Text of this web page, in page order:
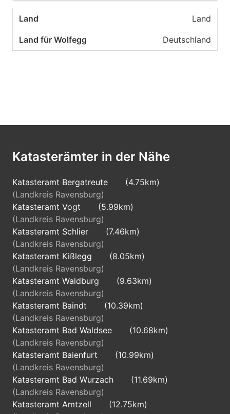
Land
Deutschland
Katasterämter in der Nähe
Katasteramt Bergatreute
(4.75km)
(Landkreis Ravensburg)
Katasteramt Vogt
(5.99km)
(Landkreis Ravensburg)
Katasteramt Schlier
(7.46km)
(Landkreis Ravensburg)
Katasteramt Kißlegg
(8.05km)
(Landkreis Ravensburg)
Katasteramt Waldburg
(9.63km)
(Landkreis Ravensburg)
Katasteramt Baindt
(10.39km)
(Landkreis Ravensburg)
Katasteramt Bad Waldsee
(10.68km)
(Landkreis Ravensburg)
Katasteramt Baienfurt
(10.99km)
(Landkreis Ravensburg)
Katasteramt Bad Wurzach
(11.69km)
(Landkreis Ravensburg)
Katasteramt Amtzell
(12.75km)